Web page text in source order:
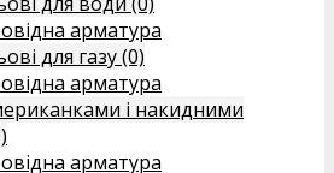
для газу (0)
і накидними